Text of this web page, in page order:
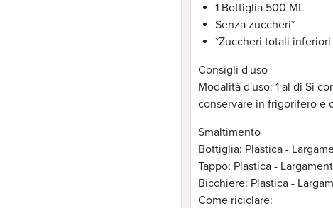
1 Bottiglia 500 ML
Senza zuccheri*
*Zuccheri totali
Consigli d'uso
Modalità d'uso: 1 al di Si
conservare in frigorifero e
Smaltimento
Bottiglia: Plastica -
Tappo: Plastica -
Bicchiere: Plastica -
Come riciclare: